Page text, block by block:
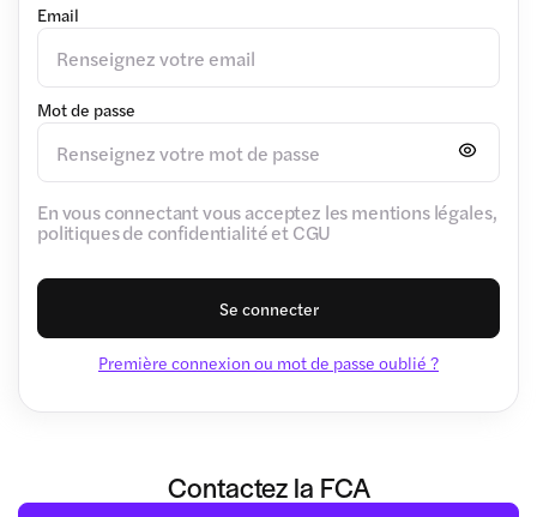
Email
Mot de passe
En vous connectant vous acceptez les mentions légales,
politiques de confidentialité et CGU
Se connecter
Première connexion ou mot de passe oublié ?
Contactez la FCA